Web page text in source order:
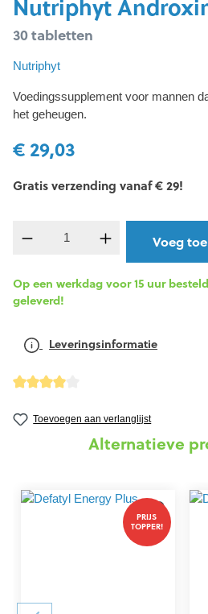
Nutriphyt Androxir
30 tabletten
Nutriphyt
Voedingssupplement voor mannen
het geheugen.
€ 29,03
Gratis verzending vanaf € 29!
Voeg
Op een werkdag voor 15 uur
geleverd!
Leveringsinformatie
Toevoegen aan verlanglijst
Alternatieve
PRIJS
TOPPER!